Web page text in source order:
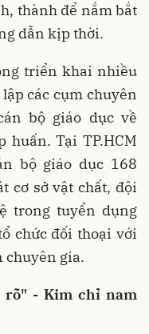
thành để nắm bắt
dẫn kịp thời.
triển khai nhiều
các cụm chuyên
bộ giáo dục về
huấn. Tại TP.HCM
bộ giáo dục 168
cơ sở vật chất, đội
trong tuyển dụng
chức đối thoại với
chuyên gia.
rõ" - Kim chỉ nam